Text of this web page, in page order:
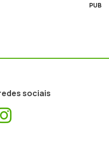
PUB
sociais